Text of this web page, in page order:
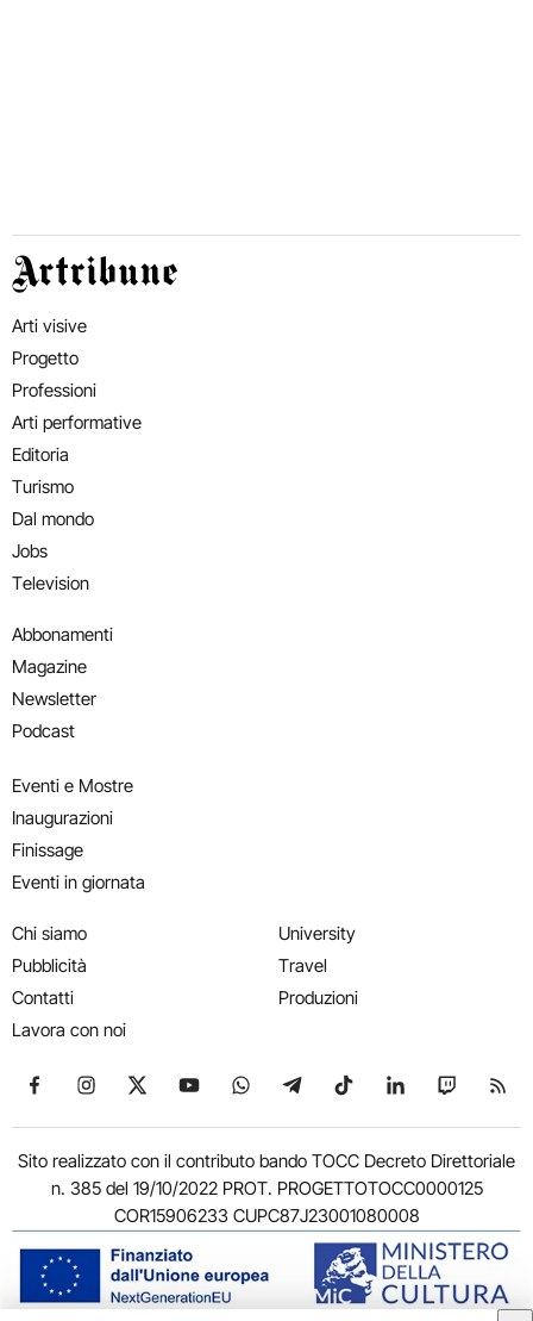
Artribune
Arti visive
Progetto
Professioni
Arti performative
Editoria
Turismo
Dal mondo
Jobs
Television
Abbonamenti
Magazine
Newsletter
Podcast
Eventi e Mostre
Inaugurazioni
Finissage
Eventi in giornata
Chi siamo
Pubblicità
Contatti
Lavora con noi
University
Travel
Produzioni
Seguici su Facebook
Seguici su Instagram
Seguici su X
Seguici su YouTube
Seguici su WhatsApp
Seguici su Telegram
Seguici su TikTok
Seguici su
Seguici
Sito realizzato con il contributo bando TOCC Decreto Direttoriale
n. 385 del 19/10/2022 PROT. PROGETTOTOCC0000125
COR15906233 CUPC87J23001080008